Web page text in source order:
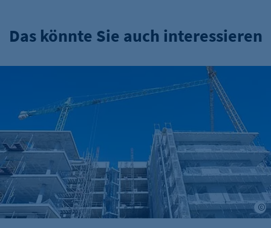
Das könnte Sie auch interessieren
Familienunternehmer warnen vor Vergesellschaftung: